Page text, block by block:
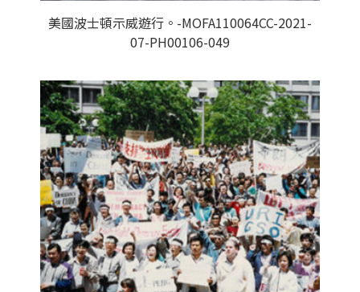
美國波士頓示威遊行。-MOFA110064CC-2021-
07-PH00106-049